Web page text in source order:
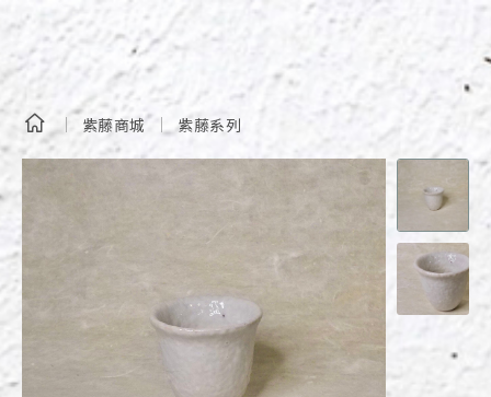
紫藤商城 紫藤系列